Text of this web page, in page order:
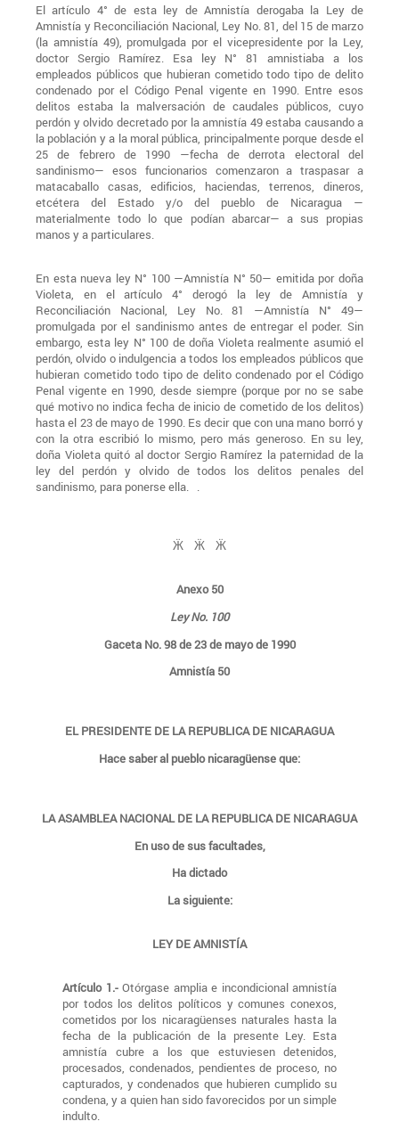
El artículo 4° de esta ley de Amnistía derogaba la Ley de
Amnistía y Reconciliación Nacional, Ley No. 81, del 15 de marzo
(la amnistía 49), promulgada por el vicepresidente por la Ley,
doctor Sergio Ramírez. Esa ley N° 81 amnistiaba a los
empleados públicos que hubieran cometido todo tipo de delito
condenado por el Código Penal vigente en 1990. Entre esos
delitos estaba la malversación de caudales públicos, cuyo
perdón y olvido decretado por la amnistía 49 estaba causando a
la población y a la moral pública, principalmente porque desde el
25 de febrero de 1990 —fecha de derrota electoral del
sandinismo— esos funcionarios comenzaron a traspasar a
matacaballo casas, edificios, haciendas, terrenos, dineros,
etcétera del Estado y/o del pueblo de Nicaragua —
materialmente todo lo que podían abarcar— a sus propias
manos y a particulares.
En esta nueva ley N° 100 —Amnistía N° 50— emitida por doña
Violeta, en el artículo 4° derogó la ley de Amnistía y
Reconciliación Nacional, Ley No. 81 —Amnistía N° 49—
promulgada por el sandinismo antes de entregar el poder. Sin
embargo, esta ley N° 100 de doña Violeta realmente asumió el
perdón, olvido o indulgencia a todos los empleados públicos que
hubieran cometido todo tipo de delito condenado por el Código
Penal vigente en 1990, desde siempre (porque por no se sabe
qué motivo no indica fecha de inicio de cometido de los delitos)
hasta el 23 de mayo de 1990. Es decir que con una mano borró y
con la otra escribió lo mismo, pero más generoso. En su ley,
doña Violeta quitó al doctor Sergio Ramírez la paternidad de la
ley del perdón y olvido de todos los delitos penales del
sandinismo, para ponerse ella. .
Ӝ Ӝ Ӝ
Anexo 50
Ley No. 100
Gaceta No. 98 de 23 de mayo de 1990
Amnistía 50
EL PRESIDENTE DE LA REPUBLICA DE NICARAGUA
Hace saber al pueblo nicaragüense que:
LA ASAMBLEA NACIONAL DE LA REPUBLICA DE NICARAGUA
En uso de sus facultades,
Ha dictado
La siguiente:
LEY DE AMNISTÍA
Artículo 1.-Otórgase amplia e incondicional amnistía
por todos los delitos políticos y comunes conexos,
cometidos por los nicaragüenses naturales hasta la
fecha de la publicación de la presente Ley. Esta
amnistía cubre a los que estuviesen detenidos,
procesados, condenados, pendientes de proceso, no
capturados, y condenados que hubieren cumplido su
condena, y a quien han sido favorecidos por un simple
indulto.